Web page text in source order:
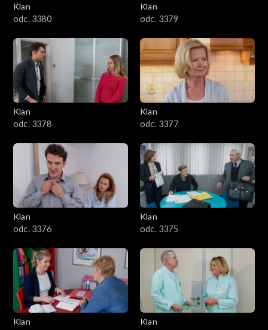
901–1000
801–900
701–800
601–700
501–600
401–500
301–400
201–300
101–200
1–100
Klan
odc. 3380
Klan
odc. 3379
Klan
odc. 3378
Klan
odc. 3377
Klan
odc. 3376
Klan
odc. 3375
Klan
Klan